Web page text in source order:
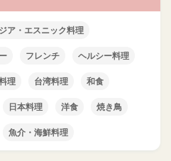
ア・エスニック料理
フレンチ ヘルシー料理
理 台湾料理 和食
日本料理 洋食 焼き鳥
魚介・海鮮料理